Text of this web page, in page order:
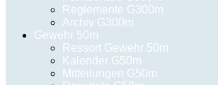
Reglemente G300m
Archiv G300m
Gewehr 50m
Ressort Gewehr 50m
Kalender G50m
Mitteilungen G50m